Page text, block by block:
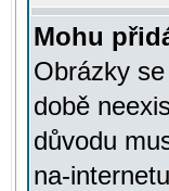
Mohu
Obrázky
době
důvodu
na-